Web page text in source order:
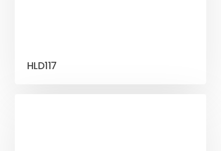
HLD117